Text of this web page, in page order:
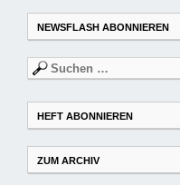
NEWSFLASH ABONNIEREN
Suchen
nach:
HEFT ABONNIEREN
ZUM ARCHIV